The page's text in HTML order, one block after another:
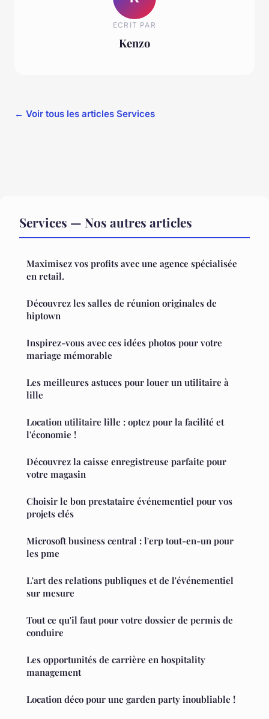
ECRIT PAR
Kenzo
← Voir tous les articles Services
Services — Nos autres articles
Maximisez vos profits avec une agence spécialisée
en retail.
Découvrez les salles de réunion originales de
hiptown
Inspirez-vous avec ces idées photos pour votre
mariage mémorable
Les meilleures astuces pour louer un utilitaire à
lille
Location utilitaire lille : optez pour la facilité et
l'économie !
Découvrez la caisse enregistreuse parfaite pour
votre magasin
Choisir le bon prestataire événementiel pour vos
projets clés
Microsoft business central : l'erp tout-en-un pour
les pme
L'art des relations publiques et de l'événementiel
sur mesure
Tout ce qu'il faut pour votre dossier de permis de
conduire
Les opportunités de carrière en hospitality
management
Location déco pour une garden party inoubliable !